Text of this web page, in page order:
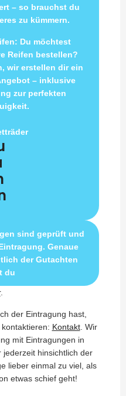
– so brauchst du
zu kümmern.
Du möchtest
Reifen bestellen?
wir erstellen dir ein
– inklusive
zur perfekten
sind geprüft und
Genaue
der Gutachten
du
.
der Eintragung hast,
Kontakt. Wir
mit Eintragungen in
jederzeit hinsichtlich der
lieber einmal zu viel, als
etwas schief geht!